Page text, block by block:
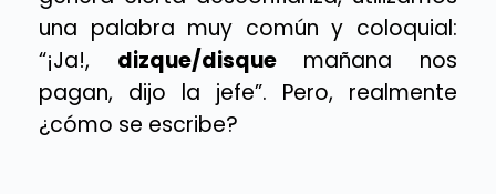
una palabra muy común y coloquial:
“¡Ja!, dizque/disquemañana nos
pagan, dijo la jefe”. Pero, realmente
¿cómo se escribe?